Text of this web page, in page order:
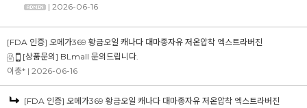
| 2026-06-16
[FDA 인증] 오메가369 황금오일 캐나다 대마종자유 저온압착 엑스트라버진
[상품문의] BLmall 문의드립니다.
이충* | 2026-06-16
[FDA 인증] 오메가369 황금오일 캐나다 대마종자유 저온압착 엑스트라버진